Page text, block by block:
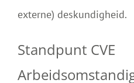
externe) deskundigheid.
Standpunt CVE